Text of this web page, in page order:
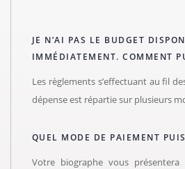
JE N’AI PAS LE BUDGET
IMMÉDIATEMENT. COMMENT
Les règlements s’effectuant au fil
dépense est répartie sur plusieurs
QUEL MODE DE PAIEMENT
Votre biographe vous